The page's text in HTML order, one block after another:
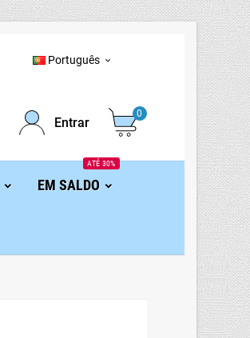
Português 
Entrar
0
EM SALDO
ATÉ 30%